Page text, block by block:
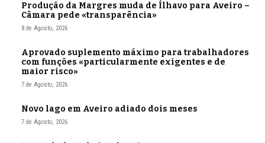
Produção da Margres muda de Ílhavo para Aveiro –
Câmara pede «transparência»
8 de Agosto, 2026
Aprovado suplemento máximo para trabalhadores
com funções «particularmente exigentes e de
maior risco»
7 de Agosto, 2026
Novo lago em Aveiro adiado dois meses
7 de Agosto, 2026